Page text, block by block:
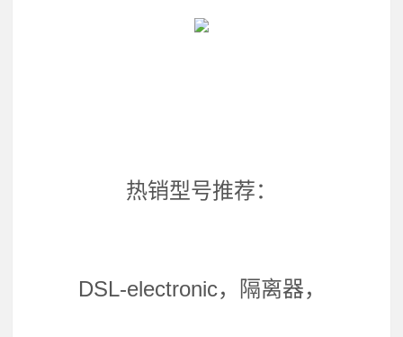
热销型号推荐：
DSL-electronic，隔离器，